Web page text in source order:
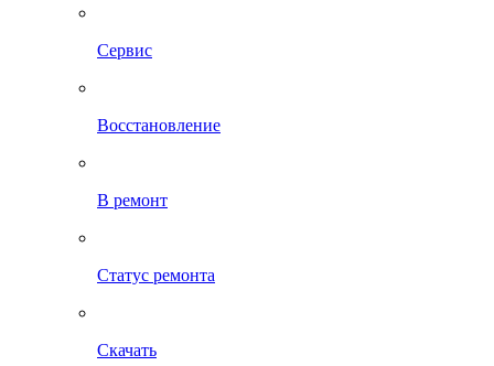
Сервис
Восстановление
В ремонт
Статус ремонта
Скачать